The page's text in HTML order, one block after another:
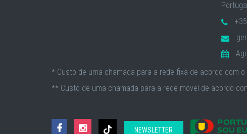
* Custo de uma chamada para a rede fixa de acordo com
** Custo de uma chamada para a rede móvel de acordo
NEWSLETTER